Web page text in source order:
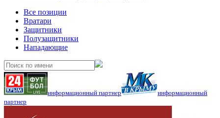
Все позиции
Вратари
Защитники
Полузащитники
Нападающие
информационный партнер
информационный
партнер